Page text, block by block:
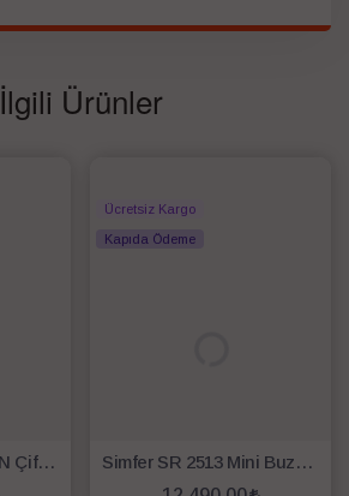
İlgili Ürünler
Profilo BD2176WEXN Çift Kapılı No Frost Buzdolabı
Ücretsiz Kargo
Kapıda Ödeme
Simfer SR 2513 Mini Buzdolabı